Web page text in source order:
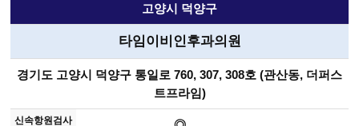
고양시 덕양구
타임이비인후과의원
경기도 고양시 덕양구 통일로 760, 307, 308호 (관산동, 더퍼스
트프라임)